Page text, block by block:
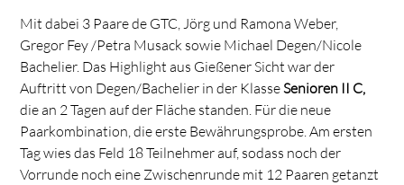
Mit dabei 3 Paare de GTC, Jörg und Ramona Weber,
Gregor Fey /Petra Musack sowie Michael Degen/Nicole
Bachelier. Das Highlight aus Gießener Sicht war der
Auftritt von Degen/Bachelier in der KlasseSenioren II C,
die an 2 Tagen auf der Fläche standen. Für die neue
Paarkombination, die erste Bewährungsprobe. Am ersten
Tag wies das Feld 18 Teilnehmer auf, sodass noch der
Vorrunde noch eine Zwischenrunde mit 12 Paaren getanzt